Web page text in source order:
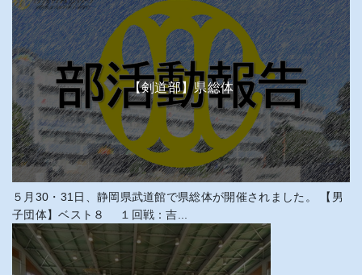
【剣道部】県総体
５月30・31日、静岡県武道館で県総体が開催されました。 【男
子団体】ベスト８ １回戦：吉...